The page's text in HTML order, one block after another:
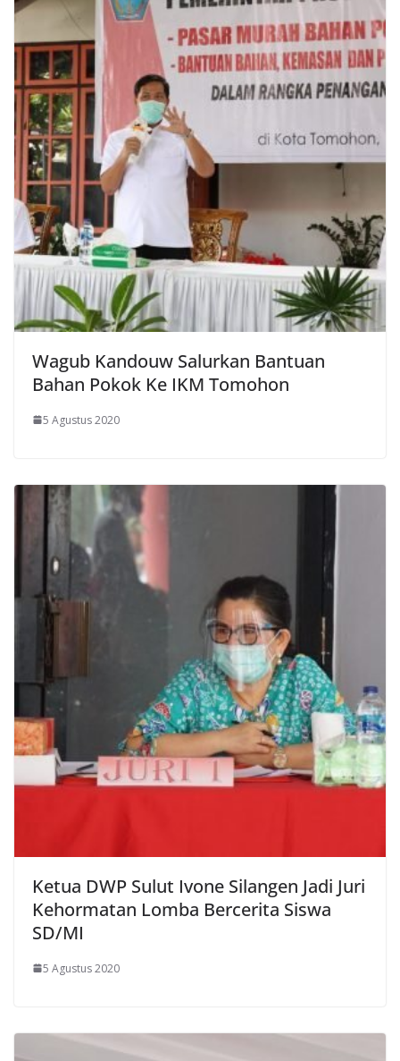
Wagub Kandouw Salurkan Bantuan
Bahan Pokok Ke IKM Tomohon
5 Agustus 2020
Ketua DWP Sulut Ivone Silangen Jadi Juri
Kehormatan Lomba Bercerita Siswa
SD/MI
5 Agustus 2020